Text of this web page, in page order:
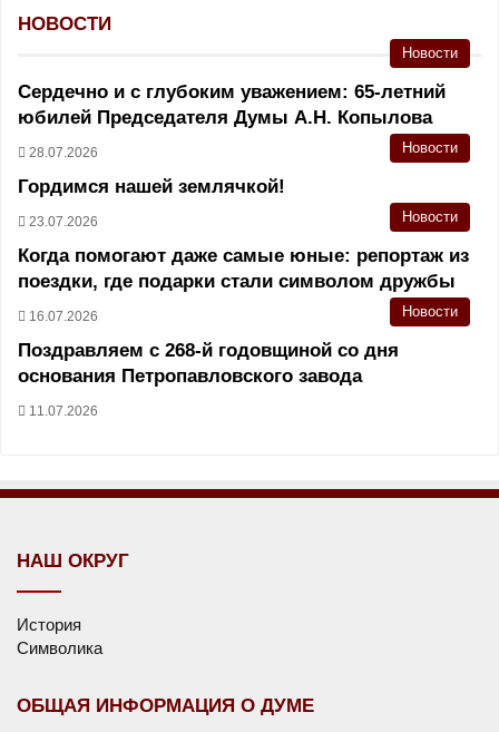
НОВОСТИ
Новости
Сердечно и с глубоким уважением: 65-летний
юбилей Председателя Думы А.Н. Копылова
28.07.2026 Новости
Гордимся нашей землячкой!
23.07.2026 Новости
Когда помогают даже самые юные: репортаж из
поездки, где подарки стали символом дружбы
16.07.2026 Новости
Поздравляем с 268-й годовщиной со дня
основания Петропавловского завода
11.07.2026
НАШ ОКРУГ
История
Символика
ОБЩАЯ ИНФОРМАЦИЯ О ДУМЕ